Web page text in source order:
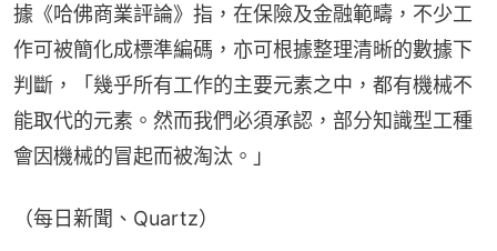
據《哈佛商業評論》指，在保險及金融範疇，不少工
作可被簡化成標準編碼，亦可根據整理清晰的數據下
判斷，「幾乎所有工作的主要元素之中，都有機械不
能取代的元素。然而我們必須承認，部分知識型工種
會因機械的冒起而被淘汰。」
（每日新聞、Quartz）